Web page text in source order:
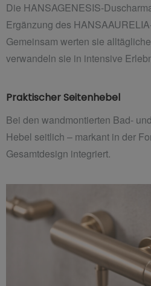
Die HANSAGENESIS-
Ergänzung des
Gemeinsam werten sie
verwandeln sie in intensive
Praktischer Seitenhebel
Bei den wandmontierten Bad-
Hebel seitlich – markant in der
Gesamtdesign integriert.